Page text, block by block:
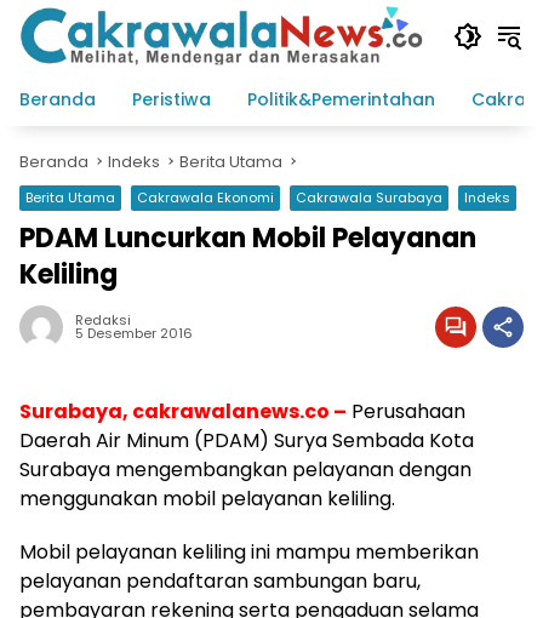
Langsung
konten
Beranda
Peristiwa Politik&Pemerintahan
Beranda Indeks Berita Utama
Berita Utama Cakrawala Ekonomi Cakrawala Surabaya Indeks
PDAM Luncurkan Mobil Pelayanan
Keliling
Redaksi
5 Desember 2016
Surabaya, cakrawalanews.co – Perusahaan
Daerah Air Minum (PDAM) Surya Sembada Kota
Surabaya mengembangkan pelayanan dengan
menggunakan mobil pelayanan keliling.
Mobil pelayanan keliling ini mampu memberikan
pelayanan pendaftaran sambungan baru,
pembayaran rekening serta pengaduan selama